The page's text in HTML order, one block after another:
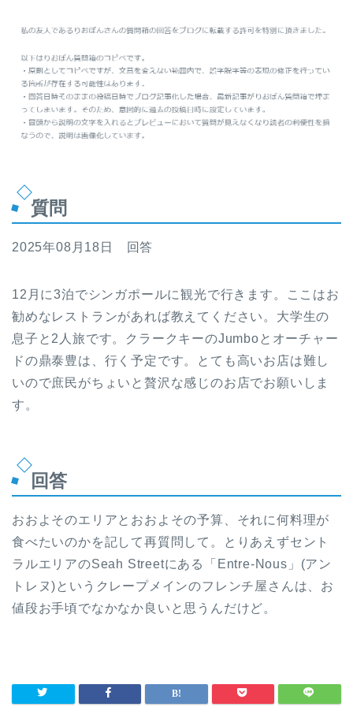
質問
2025年08月18日 回答
12月に3泊でシンガポールに観光で行きます。ここはお
勧めなレストランがあれば教えてください。大学生の
息子と2人旅です。クラークキーのJumboとオーチャー
ドの鼎泰豊は、行く予定です。とても高いお店は難し
いので庶民がちょいと贅沢な感じのお店でお願いしま
す。
回答
おおよそのエリアとおおよその予算、それに何料理が
食べたいのかを記して再質問して。とりあえずセント
ラルエリアのSeah Streetにある「Entre-Nous」(アン
トレヌ)というクレープメインのフレンチ屋さんは、お
値段お手頃でなかなか良いと思うんだけど。